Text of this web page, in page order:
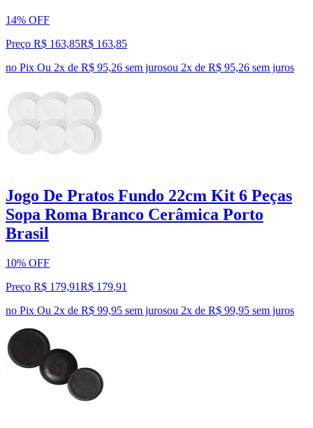
14% OFF
Preço R$ 163,85R$ 163,85
no Pix Ou 2x de R$ 95,26 sem jurosou 2x de R$ 95,26 sem juros
Jogo De Pratos Fundo 22cm Kit 6 Peças
Sopa Roma Branco Cerâmica Porto
Brasil
10% OFF
Preço R$ 179,91R$ 179,91
no Pix Ou 2x de R$ 99,95 sem jurosou 2x de R$ 99,95 sem juros